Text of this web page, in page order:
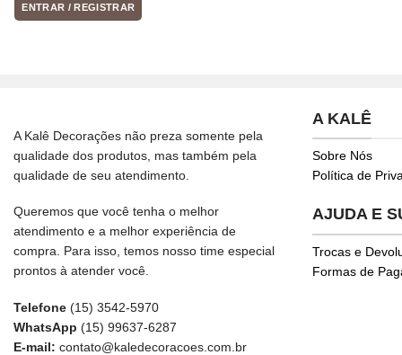
ENTRAR / REGISTRAR
A Kalê Decorações não preza somente pela
qualidade dos produtos, mas também pela
qualidade de seu atendimento.
Queremos que você tenha o melhor
atendimento e a melhor experiência de
compra. Para isso, temos nosso time especial
prontos à atender você.
Telefone (15) 3542-5970
WhatsApp (15) 99637-6287
E-mail: contato@kaledecoracoes.com.br
A KALÊ
Sobre Nós
Política de
AJUDA E
Trocas e
Formas de